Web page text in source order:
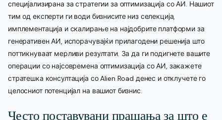
специјализирана за стратегии за оптимизација со АИ. Нашиот
тим од експерти ги води бизнисите низ селекција,
имплементација и скалирање на најдобрите платформи за
генеративен АИ, испорачувајќи прилагодени решенија што
поттикнуваат мерливи резултати. За да ги подигнете вашите
операции со најсовремена оптимизација со АИ, закажете
стратешка консултација со Alien Road денес и отклучете го
целосниот потенцијал на вашиот бизнис.
Често поставувани прашања за што е